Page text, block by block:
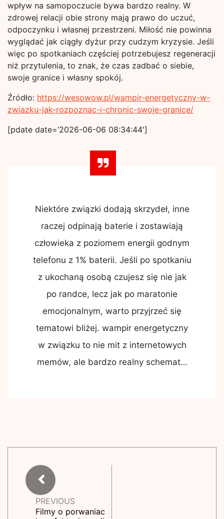
wpływ na samopoczucie bywa bardzo realny. W
zdrowej relacji obie strony mają prawo do uczuć,
odpoczynku i własnej przestrzeni. Miłość nie powinna
wyglądać jak ciągły dyżur przy cudzym kryzysie. Jeśli
więc po spotkaniach częściej potrzebujesz regeneracji
niż przytulenia, to znak, że czas zadbać o siebie,
swoje granice i własny spokój.
Źródło: https://wesowow.pl/wampir-energetyczny-w-
zwiazku-jak-rozpoznac-i-chronic-swoje-granice/
[pdate date=’2026-06-06 08:34:44′]
Niektóre związki dodają skrzydeł, inne
raczej odpinają baterie i zostawiają
człowieka z poziomem energii godnym
telefonu z 1% baterii. Jeśli po spotkaniu
z ukochaną osobą czujesz się nie jak
po randce, lecz jak po maratonie
emocjonalnym, warto przyjrzeć się
tematowi bliżej. wampir energetyczny
w związku to nie mit z internetowych
memów, ale bardzo realny schemat…
PREVIOUS
Filmy o porwaniac